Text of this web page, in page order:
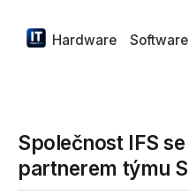
Hardware Software
Společnost IFS
partnerem týmu